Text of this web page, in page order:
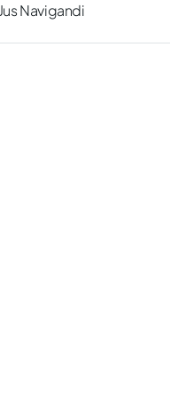
Navigandi